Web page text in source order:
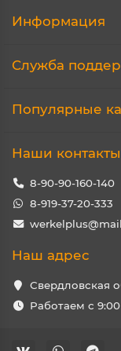
Информация
Служба
Популярные
Наши контакты
8-90-90-160-140
8-919-37-20-333
Наш адрес
Свердловская
Работаем с